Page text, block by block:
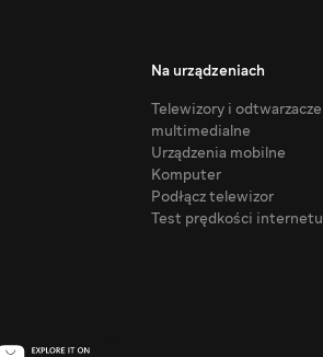
Na urządzeniach
Telewizory i odtwarzacze
multimedialne
Urządzenia mobilne
Komputer
Podłącz telewizor
Test prędkości internetu